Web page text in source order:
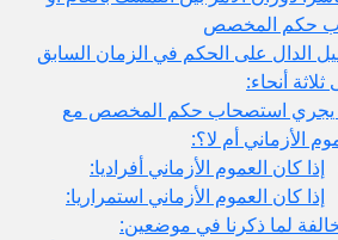
حكم المخصص
الدال على الحكم في الزمان السابق
أنحاء:
استصحاب حكم المخصص مع
الأزماني أم لا؟:
إذا كان العموم الأزماني أفراديا:
إذا كان العموم الأزماني استمراريا:
لما ذكرنا في موضعين: